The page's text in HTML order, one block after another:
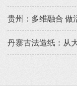
贵州：多维融合 做
丹寨古法造纸：从